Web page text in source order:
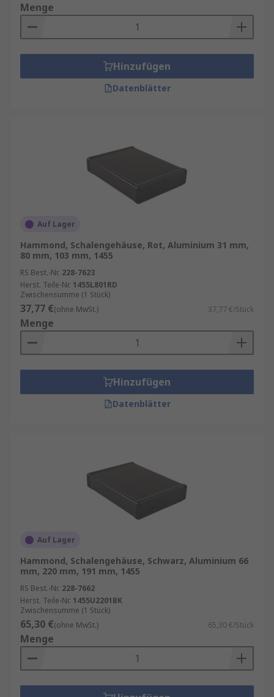
Menge
Hinzufügen
Datenblätter
Auf Lager
Hammond, Schalengehäuse, Rot, Aluminium 31 mm,
80 mm, 103 mm, 1455
RS Best.-Nr. 228-7623
Herst. Teile-Nr. 1455L801RD
Zwischensumme (1 Stück)
37,77 €(ohne MwSt.) 37,77 €/Stück
Menge
Hinzufügen
Datenblätter
Auf Lager
Hammond, Schalengehäuse, Schwarz, Aluminium 66
mm, 220 mm, 191 mm, 1455
RS Best.-Nr. 228-7662
Herst. Teile-Nr. 1455U2201BK
Zwischensumme (1 Stück)
65,30 €(ohne MwSt.) 65,30 €/Stück
Menge